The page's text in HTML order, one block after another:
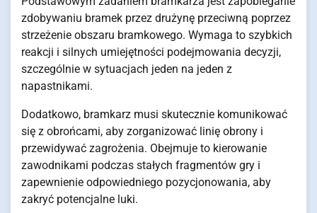
zdobywaniu bramek przez drużynę przeciwną poprzez
strzeżenie obszaru bramkowego. Wymaga to szybkich
reakcji i silnych umiejętności podejmowania decyzji,
szczególnie w sytuacjach jeden na jeden z
napastnikami.
Dodatkowo, bramkarz musi skutecznie komunikować
się z obrońcami, aby zorganizować linię obrony i
przewidywać zagrożenia. Obejmuje to kierowanie
zawodnikami podczas stałych fragmentów gry i
zapewnienie odpowiedniego pozycjonowania, aby
zakryć potencjalne luki.